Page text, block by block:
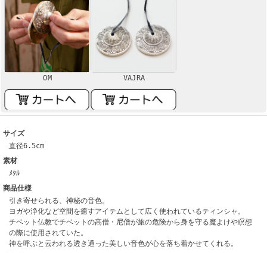
OM VAJRA
サイズ
直径6.5cm
素材
ﾒﾀﾙ
商品仕様
引き寄せられる、神秘の音色。
ヨガや浄化など空間を癒すアイテムとして広く使われているティンシャ。
チベット仏教でチベットの高僧・尼僧が旅の危険から身を守る魔よけや瞑想
の際に使用されていた。
神を呼ぶと云われる透き通った美しい音色が心を落ち着かせてくれる。